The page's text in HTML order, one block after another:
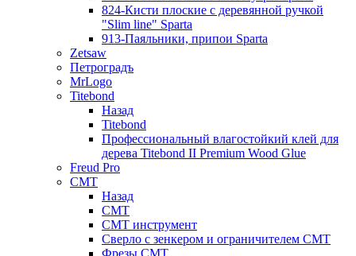
824-Кисти плоские с деревянной ручкой
"Slim line" Sparta
913-Паяльники, припои Sparta
Zetsaw
Петроградъ
MrLogo
Titebond
Назад
Titebond
Профессиональный влагостойкий клей для
дерева Titebond II Premium Wood Glue
Freud Pro
CMT
Назад
CMT
CMT инструмент
Сверло с зенкером и ограничителем CMT
Фрезы CMT